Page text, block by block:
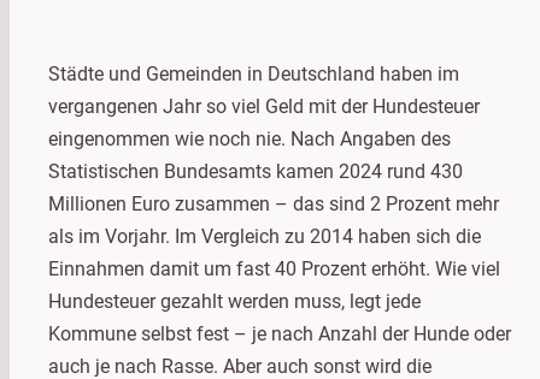
Städte und Gemeinden in Deutschland haben im
vergangenen Jahr so viel Geld mit der Hundesteuer
eingenommen wie noch nie. Nach Angaben des
Statistischen Bundesamts kamen 2024 rund 430
Millionen Euro zusammen – das sind 2 Prozent mehr
als im Vorjahr. Im Vergleich zu 2014 haben sich die
Einnahmen damit um fast 40 Prozent erhöht. Wie viel
Hundesteuer gezahlt werden muss, legt jede
Kommune selbst fest – je nach Anzahl der Hunde oder
auch je nach Rasse. Aber auch sonst wird die